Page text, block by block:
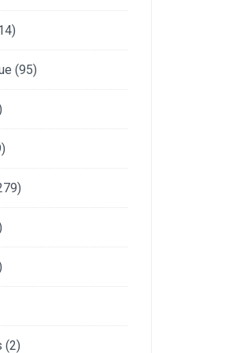
(95)
(2)